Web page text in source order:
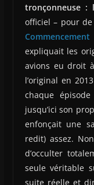
tronçonneuse :
officiel – pour
Commencement
expliquait les
avions eu droit
l’original en
chaque
jusqu’ici son
enfonçait une
redit) assez.
d’occulter
seule véritable
suite réelle et